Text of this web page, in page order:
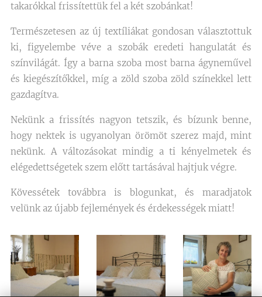
takarókkal frissítettük fel a két szobánkat!
Természetesen az új textíliákat gondosan választottuk
ki, figyelembe véve a szobák eredeti hangulatát és
színvilágát. Így a barna szoba most barna ágyneművel
és kiegészítőkkel, míg a zöld szoba zöld színekkel lett
gazdagítva.
Nekünk a frissítés nagyon tetszik, és bízunk benne,
hogy nektek is ugyanolyan örömöt szerez majd, mint
nekünk. A változásokat mindig a ti kényelmetek és
elégedettségetek szem előtt tartásával hajtjuk végre.
Kövessétek továbbra is blogunkat, és maradjatok
velünk az újabb fejlemények és érdekességek miatt!